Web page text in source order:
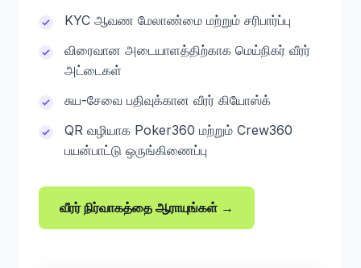
KYC ஆவண மேலாண்மை மற்றும் சரிபார்ப்பு
விரைவான அடையாளத்திற்காக மெய்நிகர் வீரர்
அட்டைகள்
சுய-சேவை பதிவுக்கான வீரர் கியோஸ்க்
QR வழியாக Poker360 மற்றும் Crew360
பயன்பாட்டு ஒருங்கிணைப்பு
வீரர் நிர்வாகத்தை ஆராயுங்கள் →